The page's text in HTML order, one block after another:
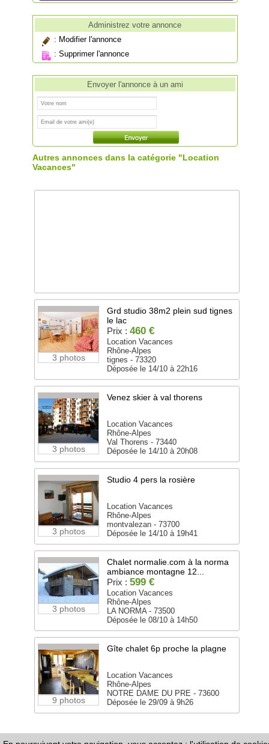
Administrez votre annonce
: Modifier l'annonce
:Supprimer l'annonce
Envoyer l'annonce à un ami
Autres annonces dans la catégorie "Location
Vacances"
3 photos
Grd studio 38m2 plein sud tignes
le lac
Prix : 460 €
Location Vacances
Rhône-Alpes
tignes - 73320
Déposée le 14/10 à 22h16
3 photos
Venez skier à val thorens
Location Vacances
Rhône-Alpes
Val Thorens - 73440
Déposée le 14/10 à 20h08
3 photos
Studio 4 pers la rosière
Location Vacances
Rhône-Alpes
montvalezan - 73700
Déposée le 14/10 à 19h41
3 photos
Chalet normalie.com à la norma
ambiance montagne 12...
Prix : 599 €
Location Vacances
Rhône-Alpes
LA NORMA - 73500
Déposée le 08/10 à 14h50
9 photos
Gîte chalet 6p proche la plagne
Location Vacances
Rhône-Alpes
NOTRE DAME DU PRE - 73600
Déposée le 29/09 à 9h26